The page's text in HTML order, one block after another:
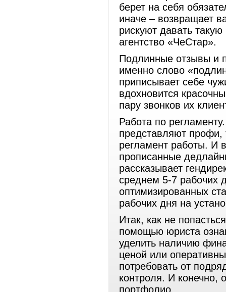
берет на себя
иначе – возвращает
рискуют давать
агентство «ЧеСтар».
Подлинные отзывы и
именно слово
приписывает себе
вдохновится
пару звонков их
Работа по
представляют профи,
регламент работы. И
прописанные
рассказывает
среднем 5-7 рабочих
оптимизированных
рабочих дня на
Итак, как не
помощью юриста
уделить наличию
ценой или
потребовать от
контроля. И конечно,
портфолио.